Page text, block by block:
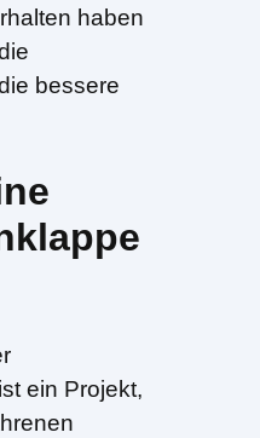
haben
bessere
ein Projekt,